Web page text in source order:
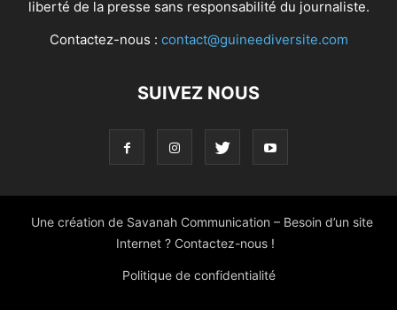
liberté de la presse sans responsabilité du journaliste.
Contactez-nous : contact@guineediversite.com
SUIVEZ NOUS
Une création de Savanah Communication – Besoin d’un site
Internet ? Contactez-nous !
Politique de confidentialité